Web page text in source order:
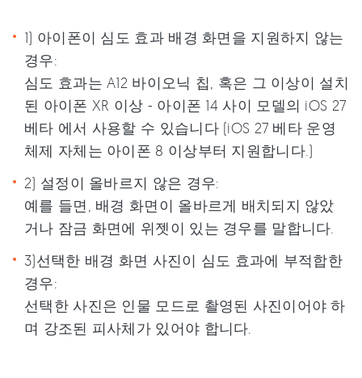
1) 아이폰이 심도 효과 배경 화면을 지원하지 않는
경우:
심도 효과는 A12 바이오닉 칩, 혹은 그 이상이 설치
된 아이폰 XR 이상 - 아이폰 14 사이 모델의 iOS 27
베타 에서 사용할 수 있습니다 (iOS 27 베타 운영
체제 자체는 아이폰 8 이상부터 지원합니다.)
2) 설정이 올바르지 않은 경우:
예를 들면, 배경 화면이 올바르게 배치되지 않았
거나 잠금 화면에 위젯이 있는 경우를 말합니다.
3)선택한 배경 화면 사진이 심도 효과에 부적합한
경우:
선택한 사진은 인물 모드로 촬영된 사진이어야 하
며 강조된 피사체가 있어야 합니다.